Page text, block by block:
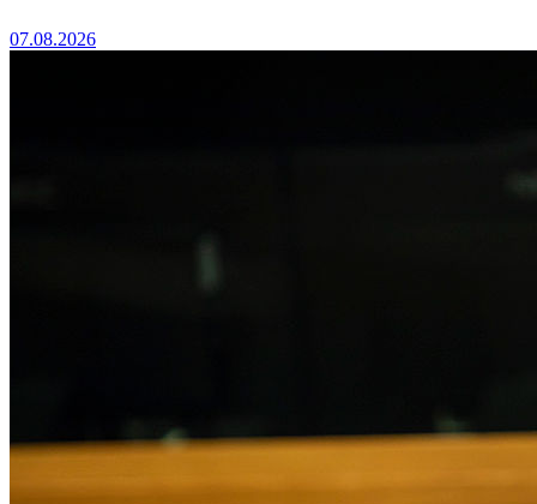
07.08.2026